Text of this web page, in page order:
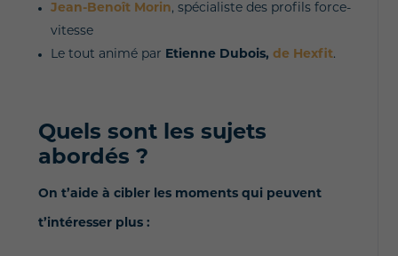
Jean-Benoît Morin, spécialiste des profils force-
vitesse
Le tout animé par Etienne Dubois, de Hexfit.
Quels sont les sujets
abordés ?
On t’aide à cibler les moments qui peuvent
t’intéresser plus :